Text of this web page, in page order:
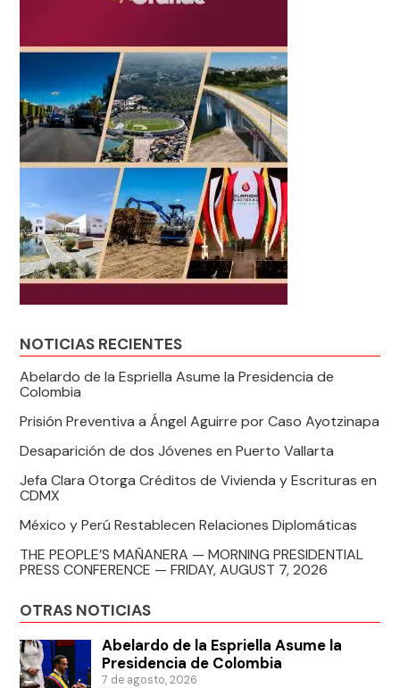
NOTICIAS RECIENTES
Abelardo de la Espriella Asume la Presidencia de
Colombia
Prisión Preventiva a Ángel Aguirre por Caso Ayotzinapa
Desaparición de dos Jóvenes en Puerto Vallarta
Jefa Clara Otorga Créditos de Vivienda y Escrituras en
CDMX
México y Perú Restablecen Relaciones Diplomáticas
THE PEOPLE’S MAÑANERA — MORNING PRESIDENTIAL
PRESS CONFERENCE — FRIDAY, AUGUST 7, 2026
OTRAS NOTICIAS
Abelardo de la Espriella Asume la
Presidencia de Colombia
7 de agosto, 2026